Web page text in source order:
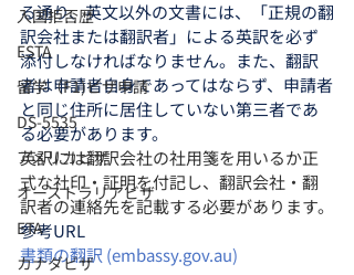
入国拒否歴
ESTA
留学（F1)ビザ申請
DS-5535
アメリカビザ
オーストラリアビザ
ETA
カナダビザ
る通り、英文以外の文書には、「正規の翻
訳会社または翻訳者」による英訳を必ず
添付しなければなりません。また、翻訳
者は申請者自身であってはならず、申請者
と同じ住所に居住していない第三者であ
る必要があります。
英訳には翻訳会社の社用箋を用いるか正
式な社印・証明を付記し、翻訳会社・翻
訳者の連絡先を記載する必要があります。
参考URL
書類の翻訳 (embassy.gov.au)